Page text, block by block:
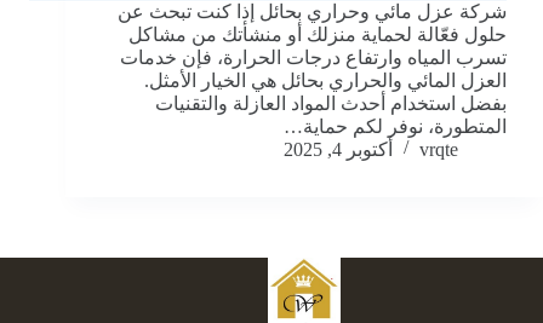
شركة عزل مائي وحراري بحائل إذا كنت تبحث عن
حلول فعّالة لحماية منزلك أو منشأتك من مشاكل
تسرب المياه وارتفاع درجات الحرارة، فإن خدمات
العزل المائي والحراري بحائل هي الخيار الأمثل.
بفضل استخدام أحدث المواد العازلة والتقنيات
المتطورة، نوفر لكم حماية…
vrqte
أكتوبر 4, 2025